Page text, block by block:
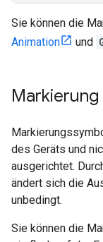
Sie können die
Animation
und
des Geräts und
ausgerichtet.
ändert sich die
unbedingt.
Sie können die